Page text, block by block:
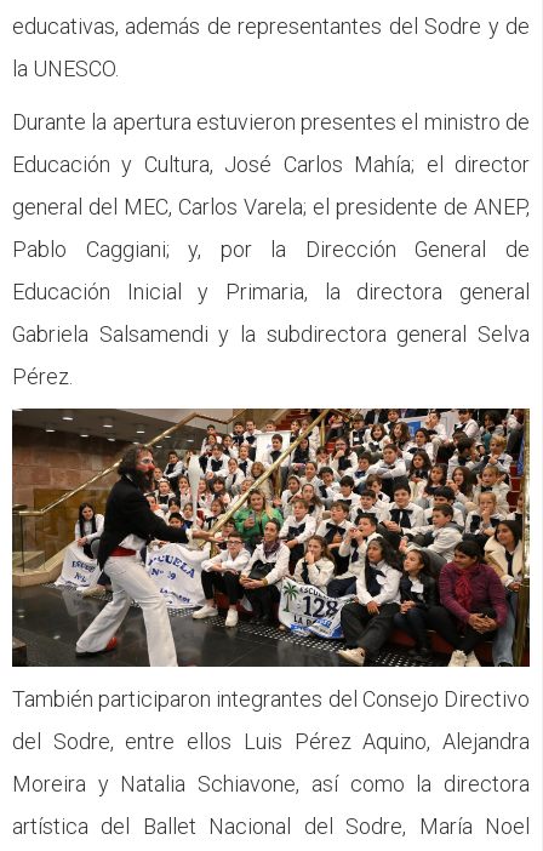
educativas, además de representantes del Sodre y de
la UNESCO.
Durante la apertura estuvieron presentes el ministro de
Educación y Cultura, José Carlos Mahía; el director
general del MEC, Carlos Varela; el presidente de ANEP,
Pablo Caggiani; y, por la Dirección General de
Educación Inicial y Primaria, la directora general
Gabriela Salsamendi y la subdirectora general Selva
Pérez.
También participaron integrantes del Consejo Directivo
del Sodre, entre ellos Luis Pérez Aquino, Alejandra
Moreira y Natalia Schiavone, así como la directora
artística del Ballet Nacional del Sodre, María Noel